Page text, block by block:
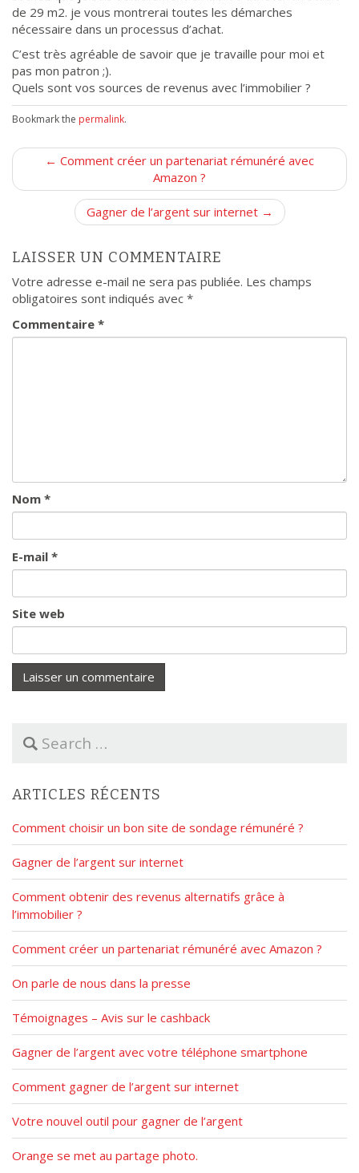
de 29 m2. je vous montrerai toutes les démarches
nécessaire dans un processus d’achat.
C’est très agréable de savoir que je travaille pour moi et
pas mon patron ;).
Quels sont vos sources de revenus avec l’immobilier ?
Bookmark the permalink.
P
o
a
v
i
g
a
← Comment créer un partenariat rémunéré avec
Amazon ?
Gagner de l’argent sur internet →
LAISSER UN COMMENTAIRE
Votre adresse e-mail ne sera pas publiée. Les champs
obligatoires sont indiqués avec *
Commentaire *
Nom *
E-mail *
Site web
c
f
o
r
:
ARTICLES RÉCENTS
Comment choisir un bon site de sondage rémunéré ?
Gagner de l’argent sur internet
Comment obtenir des revenus alternatifs grâce à
l’immobilier ?
Comment créer un partenariat rémunéré avec Amazon ?
On parle de nous dans la presse
Témoignages – Avis sur le cashback
Gagner de l’argent avec votre téléphone smartphone
Comment gagner de l’argent sur internet
Votre nouvel outil pour gagner de l’argent
Orange se met au partage photo.